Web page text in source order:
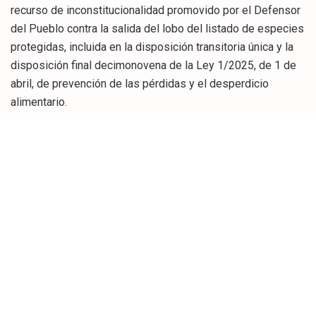
recurso de inconstitucionalidad promovido por el Defensor
del Pueblo contra la salida del lobo del listado de especies
protegidas, incluida en la disposición transitoria única y la
disposición final decimonovena de la Ley 1/2025, de 1 de
abril, de prevención de las pérdidas y el desperdicio
alimentario.